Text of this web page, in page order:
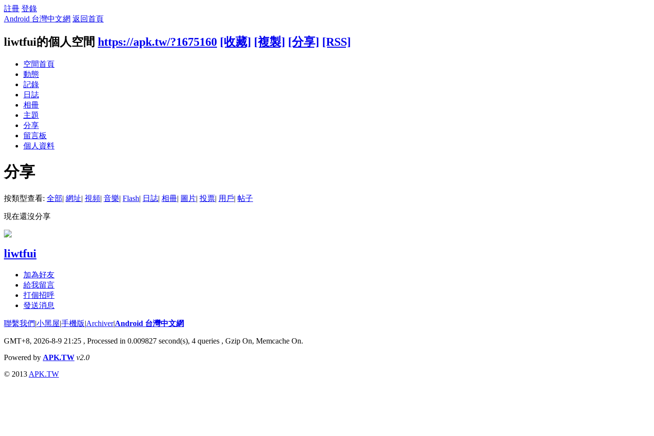
註冊 登錄
Android 台灣中文網 返回首頁
liwtfui的個人空間 https://apk.tw/?1675160 [收藏] [複製] [分享] [RSS]
空間首頁
動態
記錄
日誌
相冊
主題
分享
留言板
個人資料
分享
按類型查看: 全部| 網址| 視頻| 音樂| Flash| 日誌| 相冊| 圖片| 投票| 用戶| 帖子
現在還沒分享
liwtfui
加為好友
給我留言
打個招呼
發送消息
聯繫我們|小黑屋|手機版|Archiver|Android 台灣中文網
GMT+8, 2026-8-9 21:25 , Processed in 0.009827 second(s), 4 queries , Gzip On, Memcache On.
Powered by APK.TW v2.0
© 2013 APK.TW